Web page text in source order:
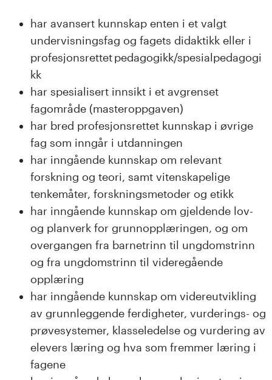
har avansert kunnskap enten i et valgt
undervisningsfag og fagets didaktikk eller i
profesjonsrettet pedagogikk/spesialpedagogi
kk
har spesialisert innsikt i et avgrenset
fagområde (masteroppgaven)
har bred profesjonsrettet kunnskap i øvrige
fag som inngår i utdanningen
har inngående kunnskap om relevant
forskning og teori, samt vitenskapelige
tenkemåter, forskningsmetoder og etikk
har inngående kunnskap om gjeldende lov-
og planverk for grunnopplæringen, og om
overgangen fra barnetrinn til ungdomstrinn
og fra ungdomstrinn til videregående
opplæring
har inngående kunnskap om videreutvikling
av grunnleggende ferdigheter, vurderings- og
prøvesystemer, klasseledelse og vurdering av
elevers læring og hva som fremmer læring i
fagene